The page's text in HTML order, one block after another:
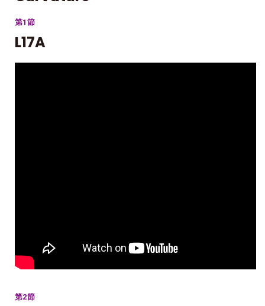
第1節
L17A
第2節